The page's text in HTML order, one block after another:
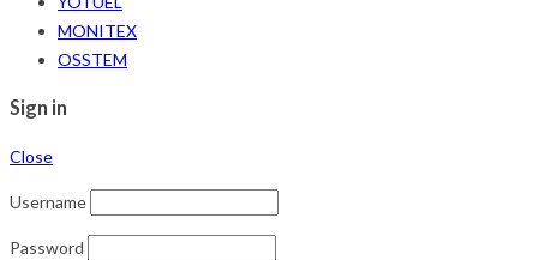
MONITEX
OSSTEM
Sign in
Close
Username
Password